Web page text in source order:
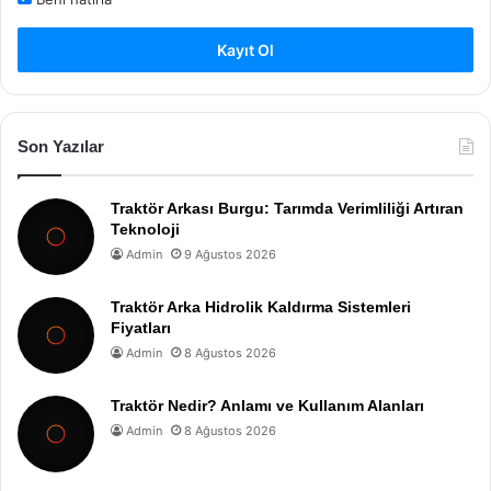
Kayıt Ol
Son Yazılar
Traktör Arkası Burgu: Tarımda Verimliliği Artıran
Teknoloji
Admin 9 Ağustos 2026
Traktör Arka Hidrolik Kaldırma Sistemleri
Fiyatları
Admin 8 Ağustos 2026
Traktör Nedir? Anlamı ve Kullanım Alanları
Admin 8 Ağustos 2026